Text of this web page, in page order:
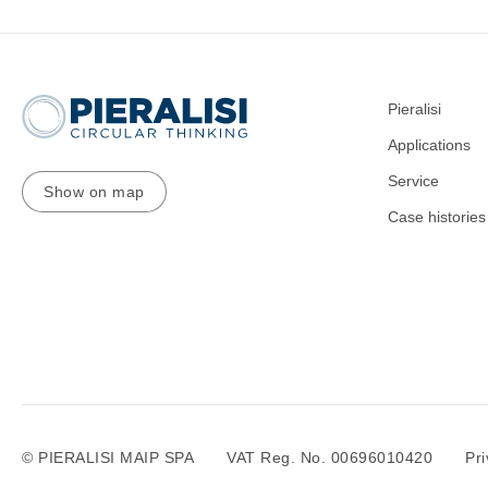
Show on map
Pieralisi
Applications
Service
Case histories
© PIERALISI MAIP SPA VAT Reg. No. 00696010420